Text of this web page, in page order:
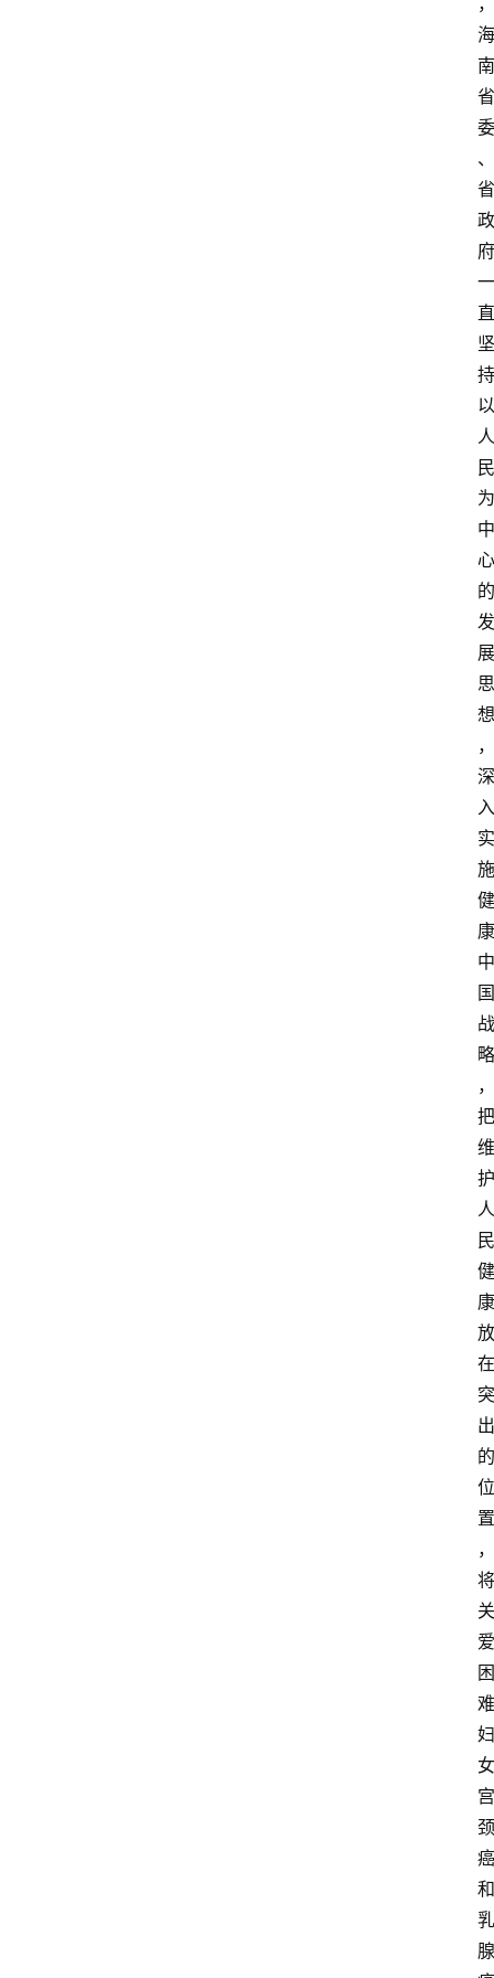
海
南
省
委
、
省
政
府
一
直
坚
持
以
人
民
为
中
心
的
发
展
思
想
，
深
入
实
施
健
康
中
国
战
略
，
把
维
护
人
民
健
康
放
在
突
出
的
位
置
，
将
关
爱
困
难
妇
女
宫
颈
癌
和
乳
腺